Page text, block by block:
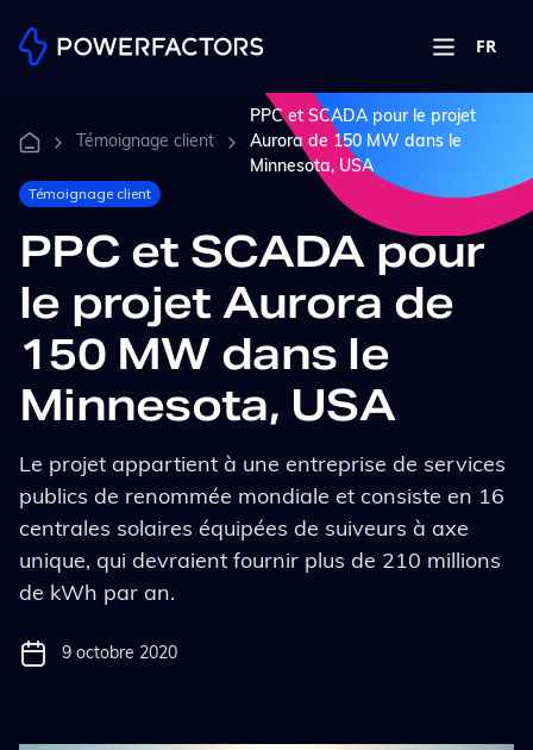
FR
Témoignage client
PPC et SCADA pour le projet
Aurora de 150 MW dans le
Minnesota, USA
Témoignage client
PPC et SCADA pour
le projet Aurora de
150 MW dans le
Minnesota, USA
Le projet appartient à une entreprise de services
publics de renommée mondiale et consiste en 16
centrales solaires équipées de suiveurs à axe
unique, qui devraient fournir plus de 210 millions
de kWh par an.
9 octobre 2020